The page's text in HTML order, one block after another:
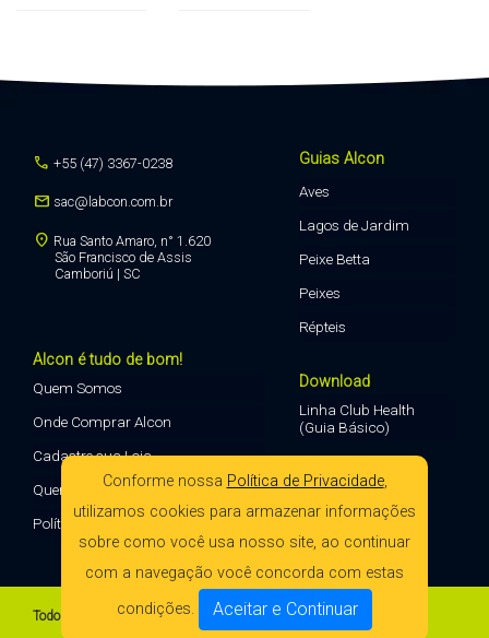
Conforme nossa Política de Privacidade,
utilizamos cookies para armazenar informações
sobre como você usa nosso site, ao continuar
com a navegação você concorda com estas
condições.
Aceitar e Continuar
call +55 (47) 3367-0238
mail sac@labcon.com.br
location_on Rua Santo Amaro, n° 1.620
São Francisco de Assis
Camboriú | SC
Alcon é tudo de bom!
Quem Somos
Onde Comprar Alcon
Cadastre sua Loja
Quero Vender Alcon
Política de Privacidade
Guias Alcon
Aves
Lagos de Jardim
Peixe Betta
Peixes
Répteis
Download
Linha Club Health
(Guia Básico)
Todos os direitos reservados